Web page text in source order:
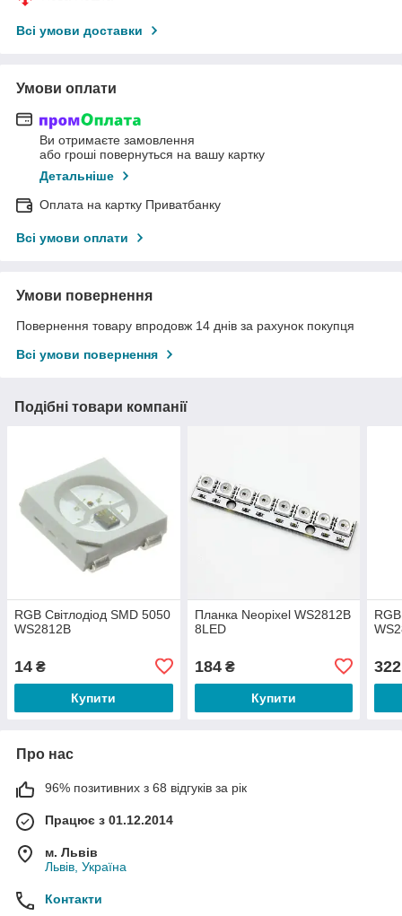
Всі умови доставки
Умови оплати
Ви отримаєте замовлення
або гроші повернуться на вашу картку
Детальніше
Оплата на картку Приватбанку
Всі умови оплати
Умови повернення
Повернення товару впродовж 14 днів за рахунок покупця
Всі умови повернення
Подібні товари компанії
RGB Світлодіод SMD 5050
WS2812B
14 ₴
Купити
Планка Neopixel WS2812B
8LED
184₴
Купити
322
Про нас
96% позитивних з 68 відгуків за рік
Працює з 01.12.2014
м. Львів
Львів, Україна
Контакти